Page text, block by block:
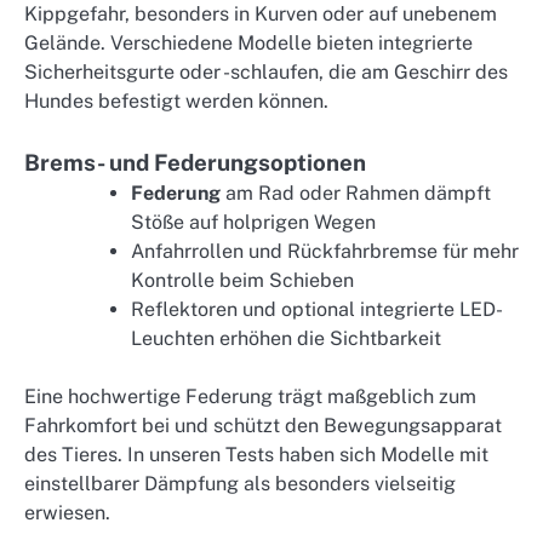
Kippgefahr, besonders in Kurven oder auf unebenem
Gelände. Verschiedene Modelle bieten integrierte
Sicherheitsgurte oder -schlaufen, die am Geschirr des
Hundes befestigt werden können.
Brems- und Federungsoptionen
Federung am Rad oder Rahmen dämpft
Stöße auf holprigen Wegen
Anfahrrollen und Rückfahrbremse für mehr
Kontrolle beim Schieben
Reflektoren und optional integrierte LED-
Leuchten erhöhen die Sichtbarkeit
Eine hochwertige Federung trägt maßgeblich zum
Fahrkomfort bei und schützt den Bewegungsapparat
des Tieres. In unseren Tests haben sich Modelle mit
einstellbarer Dämpfung als besonders vielseitig
erwiesen.